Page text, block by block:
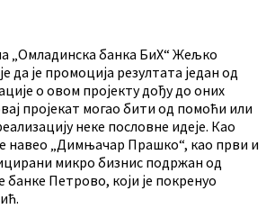
„Омладинска банка БиХ“ Жељко
да је промоција резултата један од
о овoм пројекту дођу до оних
пројекат могао бити од помоћи или
неке пословне идеје. Као
навео „Димњачар Прашко“, као први и
микро бизнис подржан од
Петрово, који је покренуо